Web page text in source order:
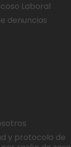
Laboral
denuncias
y protocolo de